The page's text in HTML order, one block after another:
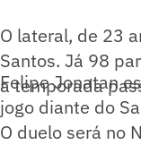
O lateral, de 23
Santos. Já 98
a temporada
Felipe Jonatan
jogo diante do
O duelo será no